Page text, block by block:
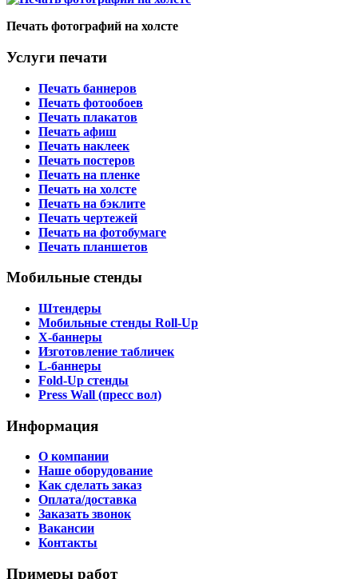
Печать фотографий на холсте
Услуги печати
Печать баннеров
Печать фотообоев
Печать плакатов
Печать афиш
Печать наклеек
Печать постеров
Печать на пленке
Печать на холсте
Печать на бэклите
Печать чертежей
Печать на фотобумаге
Печать планшетов
Мобильные стенды
Штендеры
Мобильные стенды Roll-Up
X-баннеры
Изготовление табличек
L-баннеры
Fold-Up стенды
Press Wall (пресс вол)
Информация
О компании
Наше оборудование
Как сделать заказ
Оплата/доставка
Заказать звонок
Вакансии
Контакты
Примеры работ